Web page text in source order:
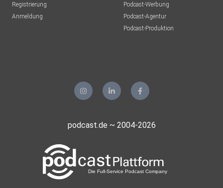
Registrierung
Anmeldung
Podcast-Werbung
Podcast-Agentur
Podcast-Produktion
podcast.de ~ 2004-2026